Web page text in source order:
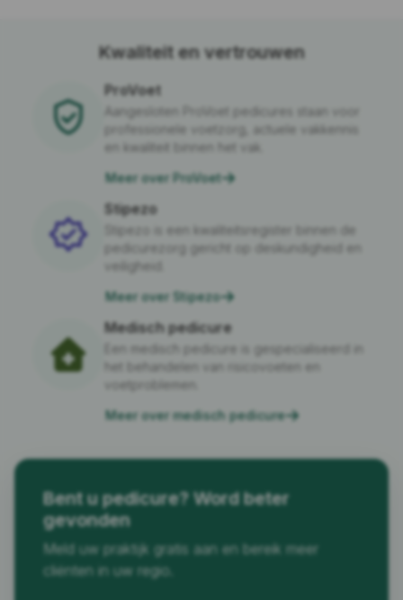
Kwaliteit en vertrouwen
ProVoet
Aangesloten ProVoet pedicures staan voor
professionele voetzorg, actuele vakkennis
en kwaliteit binnen het vak.
Meer over ProVoet
Stipezo
Stipezo is een kwaliteitsregister binnen de
pedicurezorg gericht op deskundigheid en
veiligheid.
Meer over Stipezo
Medisch pedicure
Een medisch pedicure is gespecialiseerd in
het behandelen van risicovoeten en
voetproblemen.
Meer over medisch pedicure
Bent u pedicure? Word beter
gevonden
Meld uw praktijk gratis aan en bereik meer
cliënten in uw regio.